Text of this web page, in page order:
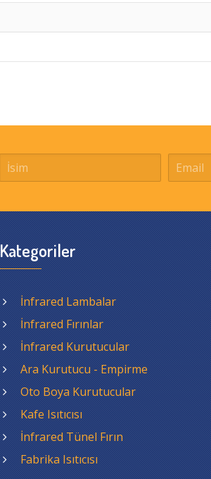
Kategoriler
İnfrared Lambalar
İnfrared Fırınlar
İnfrared Kurutucular
Ara Kurutucu - Empirme
Oto Boya Kurutucular
Kafe Isıtıcısı
İnfrared Tünel Fırın
Fabrika Isıtıcısı